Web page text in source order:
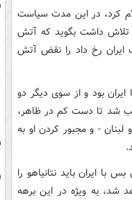
کرد، در این مدت سیاست
تلاش داشت بگوید که آتش
ایران رخ داد را نقض آتش
بود و از سوی دیگر دو
شد تا دست کم در ظاهر،
لبنان - و مجبور کردن او به
ایران باید نتانیاهو را
شد، به ویژه در این برهه